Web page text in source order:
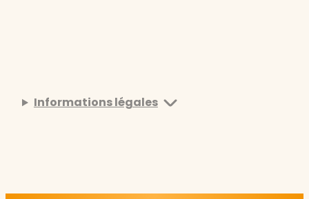
Informations légales